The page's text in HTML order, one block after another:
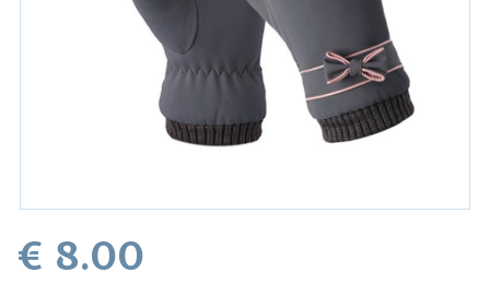
€ 8.00